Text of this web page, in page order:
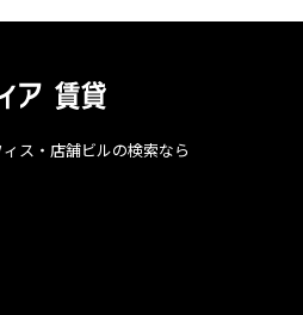
ス・店舗ビルの検索なら